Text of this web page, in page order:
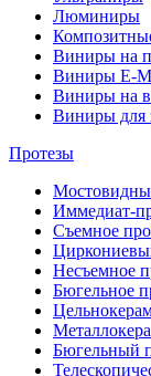
Люминиры
Виниры на
Виниры E-
Виниры на
Виниры для
Протезы
Иммедиат-
Съемное
Несъемное
Бюгельное
Бюгельный